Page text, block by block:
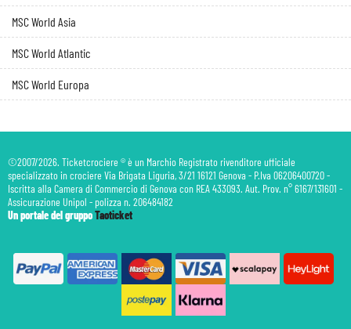
MSC World Asia
MSC World Atlantic
MSC World Europa
©2007/2026. Ticketcrociere ® è un Marchio Registrato rivenditore ufficiale
specializzato in crociere Via Brigata Liguria, 3/21 16121 Genova - P.Iva 06206400720 -
Iscritta alla Camera di Commercio di Genova con REA 433093. Aut. Prov. n° 6167/131601 -
Assicurazione Unipol - polizza n. 206484182
Un portale del gruppoTaoticket